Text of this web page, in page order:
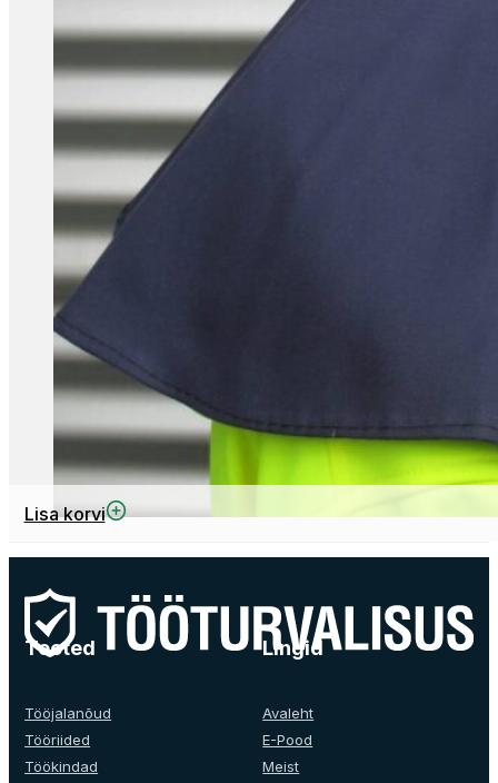
Lisa korvi
Tooted
Tööjalanõud
Tööriided
Töökindad
Lingid
Avaleht
E-Pood
Meist